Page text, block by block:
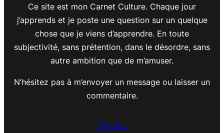
Ce site est mon Carnet Culture. Chaque jour
j’apprends et je poste une question sur un quelque
chose que je viens d’apprendre. En toute
subjectivité, sans prétention, dans le désordre, sans
autre ambition que de m’amuser.
N’hésitez pas à m’envoyer un message ou laisser un
commentaire.
Contact